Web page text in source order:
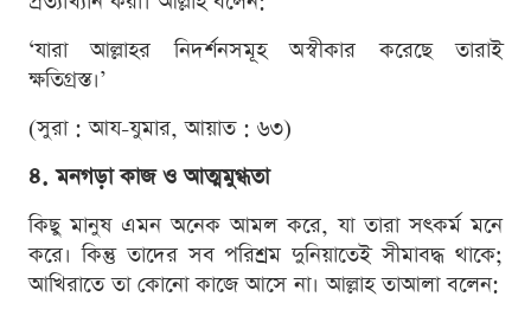
‘যারা আল্লাহর নিদর্শনসমূহ অস্বীকার করেছে তারাই
ক্ষতিগ্রস্ত।’
(সুরা : আয-যুমার, আয়াত : ৬৩)
৪. মনগড়া কাজ ও আত্মমুগ্ধতা
কিছু মানুষ এমন অনেক আমল করে, যা তারা সৎকর্ম মনে
করে। কিন্তু তাদের সব পরিশ্রম দুনিয়াতেই সীমাবদ্ধ থাকে;
আখিরাতে তা কোনো কাজে আসে না। আল্লাহ তাআলা বলেন: